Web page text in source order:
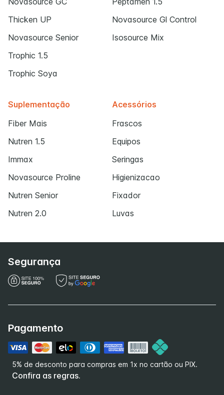
Thicken UP
Novasource Senior
Trophic 1.5
Trophic Soya
Novasource Gl Control
Isosource Mix
Suplementação
Fiber Mais
Nutren 1.5
Immax
Novasource Proline
Nutren Senior
Nutren 2.0
Acessórios
Frascos
Equipos
Seringas
Higienizacao
Fixador
Luvas
Segurança
Pagamento
5% de desconto para compras em 1x no cartão ou PIX.
Confira as regras.